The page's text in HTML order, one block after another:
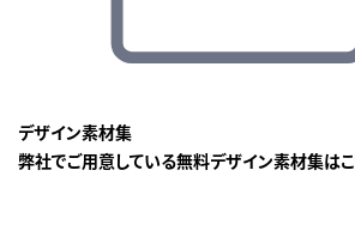
デザイン素材集
弊社でご用意している無料デザイン素材集は